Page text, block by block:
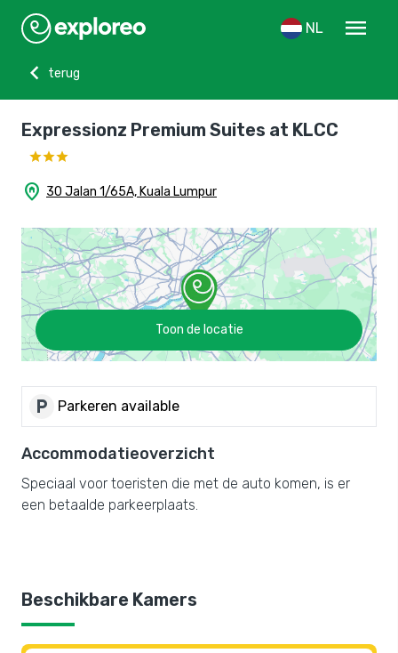
NL
menu
chevron_left
terug
Expressionz Premium Suites at KLCC
home_pin 30 Jalan 1/65A, Kuala Lumpur
Toon de locatie
local_parking Parkeren available
Accommodatieoverzicht
Speciaal voor toeristen die met de auto komen, is er
een betaalde parkeerplaats.
Beschikbare Kamers